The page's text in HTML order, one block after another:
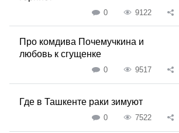
0 9122
Про комдива Почемучкина и
любовь к сгущенке
0 9517
Где в Ташкенте раки зимуют
0 7522